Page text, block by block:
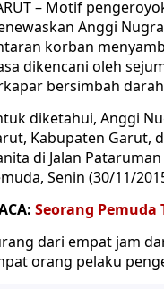
– Motif
Anggi
korban
dikencani oleh
bersimbah
diketahui, Anggi
Kabupaten Garut,
di Jalan
Senin (30/11/
Seorang Pemuda
dari empat jam
orang pelaku